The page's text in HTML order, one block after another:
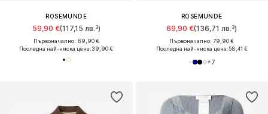
ROSEMUNDE
59,90 €(117,15 лв.³)
Първоначално: 69,90 €
Последна най-ниска цена:39,90 €
ROSEMUNDE
69,90 €(136,71 лв.³)
Първоначално: 79,90 €
Последна най-ниска цена:58,41 €
+7